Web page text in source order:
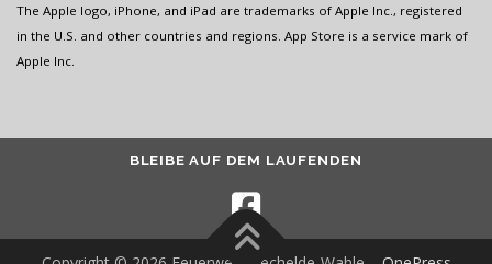
The Apple logo, iPhone, and iPad are trademarks of Apple Inc., registered
in the U.S. and other countries and regions. App Store is a service mark of
Apple Inc.
BLEIBE AUF DEM LAUFENDEN